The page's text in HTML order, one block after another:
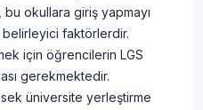
okullara giriş yapmayı
faktörlerdir.
için öğrencilerin LGS
gerekmektedir.
üniversite yerleştirme